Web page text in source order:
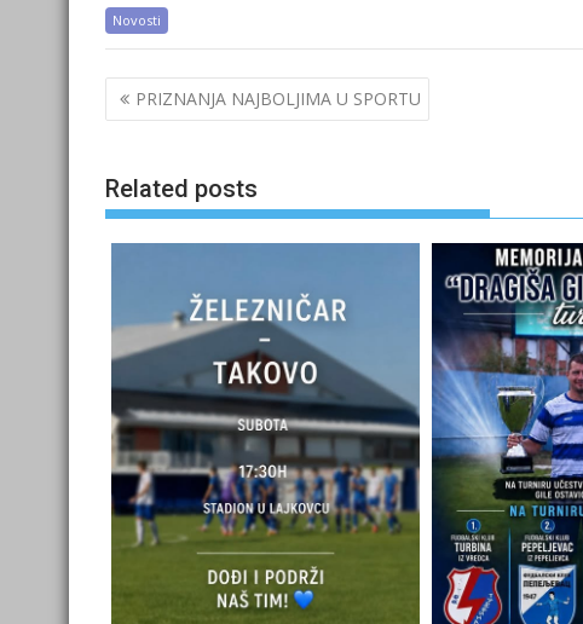
Novosti
Post
navigation
PRIZNANJA NAJBOLJIMA U SPORTU
Related posts